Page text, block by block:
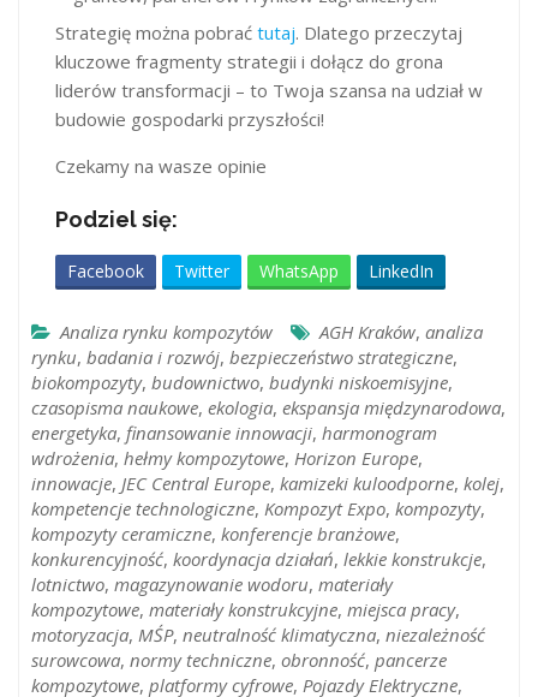
Strategię można pobrać tutaj. Dlatego przeczytaj
kluczowe fragmenty strategii i dołącz do grona
liderów transformacji – to Twoja szansa na udział w
budowie gospodarki przyszłości!
Czekamy na wasze opinie
Podziel się:
Facebook Twitter WhatsApp LinkedIn
Analiza rynku kompozytów AGH Kraków, analiza
rynku, badania i rozwój, bezpieczeństwo strategiczne,
biokompozyty, budownictwo, budynki niskoemisyjne,
czasopisma naukowe, ekologia, ekspansja międzynarodowa,
energetyka, finansowanie innowacji, harmonogram
wdrożenia, hełmy kompozytowe, Horizon Europe,
innowacje, JEC Central Europe, kamizeki kuloodporne, kolej,
kompetencje technologiczne, Kompozyt Expo, kompozyty,
kompozyty ceramiczne, konferencje branżowe,
konkurencyjność, koordynacja działań, lekkie konstrukcje,
lotnictwo, magazynowanie wodoru, materiały
kompozytowe, materiały konstrukcyjne, miejsca pracy,
motoryzacja, MŚP, neutralność klimatyczna, niezależność
surowcowa, normy techniczne, obronność, pancerze
kompozytowe, platformy cyfrowe, Pojazdy Elektryczne,